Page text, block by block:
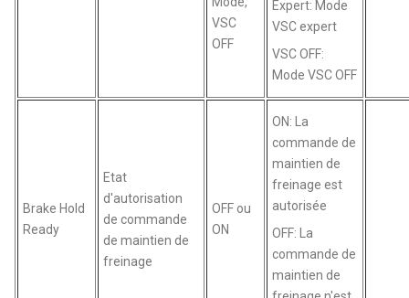
VSC
OFF
Expert: Mode
VSC expert
VSC OFF:
Mode VSC OFF
Brake Hold
Ready
Etat
d'autorisation
de commande
de maintien de
freinage
OFF ou
ON
ON: La
commande de
maintien de
freinage est
autorisée
OFF: La
commande de
maintien de